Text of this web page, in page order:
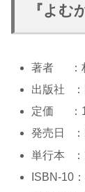
『よむ
著者 ：
出版社 ：
定価 ：
発売日 ：
単行本 ：
ISBN-10